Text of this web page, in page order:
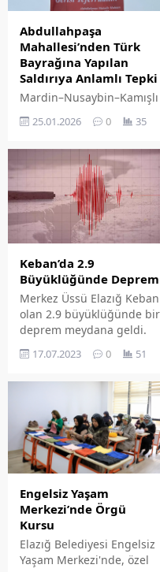
Abdullahpaşa
Mahallesi’nden Türk
Bayrağına Yapılan
Saldırıya Anlamlı Tepki
Mardin–Nusaybin–Kamışlı
YPG yandaşları tarafından
gerçekleştirilen saldırı,
Türkiye genelinde büyük
tepkiyle karşılandı. Söz
konusu saldırıya bir tepki
de Elazığ'ın Abdullahpaşa
Mahallesi'nden geldi.
25.01.2026 0 35
Keban’da 2.9
Büyüklüğünde Deprem
Merkez Üssü Elazığ Keban
olan 2.9 büyüklüğünde bir
deprem meydana geldi.
17.07.2023 0 51
Engelsiz Yaşam
Merkezi’nde Örgü
Kursu
Elazığ Belediyesi Engelsiz
Yaşam Merkezi'nde, özel